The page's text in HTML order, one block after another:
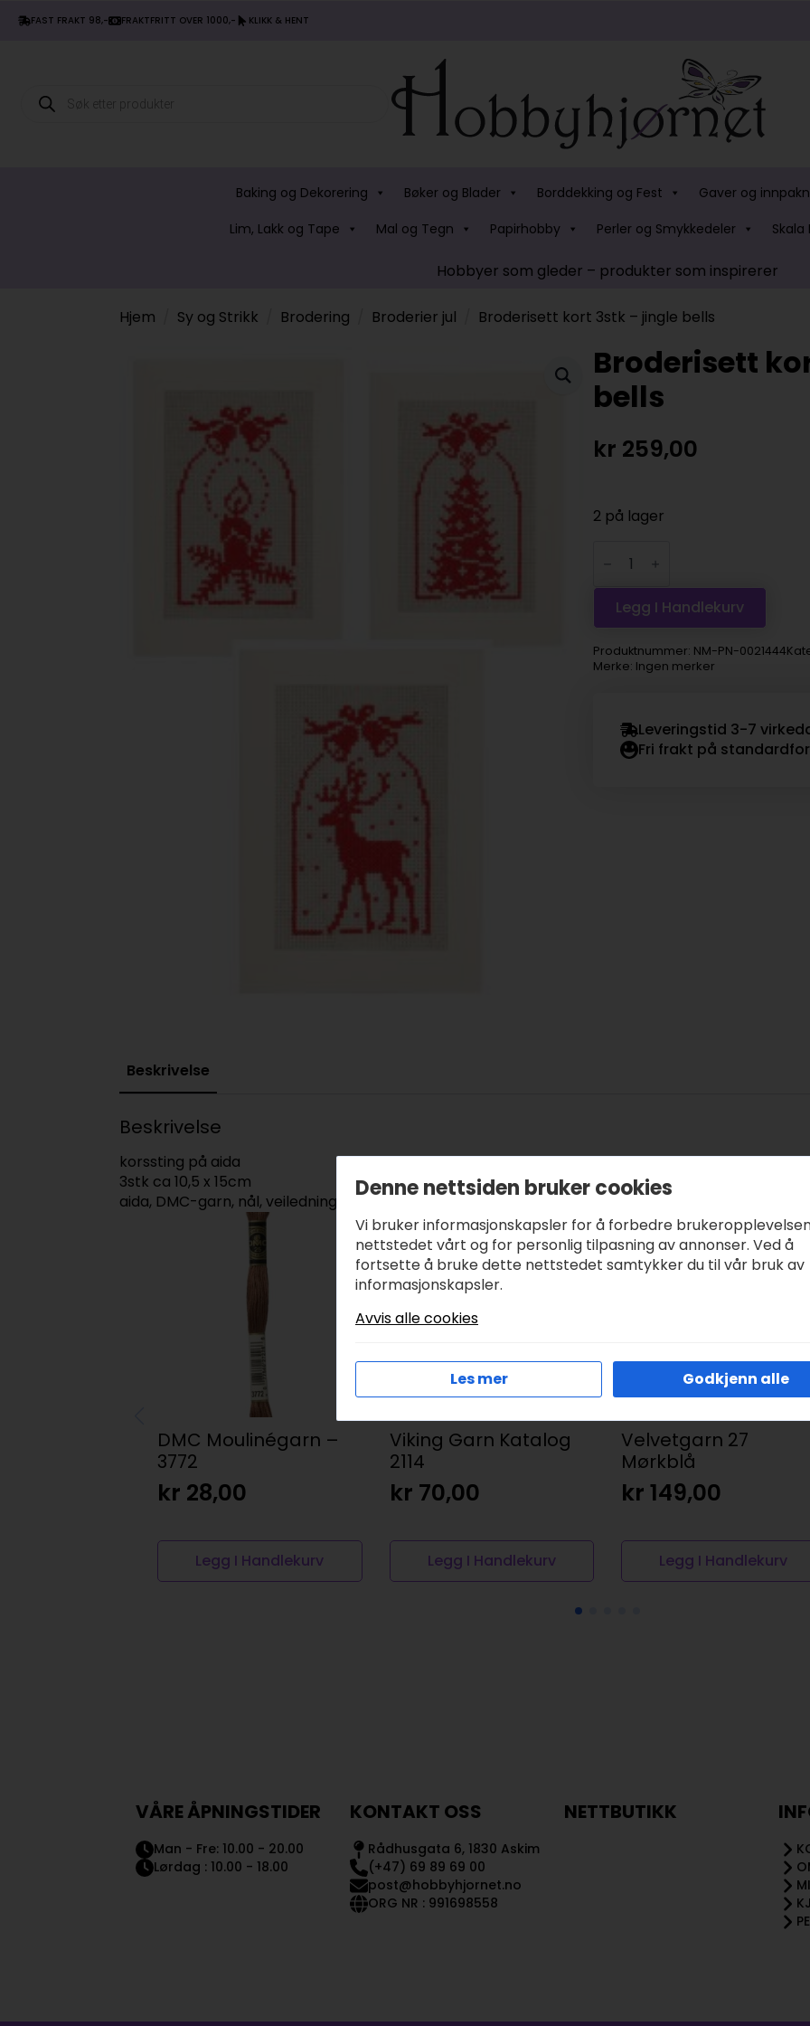
FAST FRAKT 98,- FRAKTFRITT OVER 1000,- KLIKK & HENT
Products
search
Baking og Dekorering Bøker og Blader Borddekking og Fest Gaver og
Lim, Lakk og Tape
Mal og Tegn Papirhobby Perler og Smykkedeler Skala
Hobbyer som gleder – produkter som inspirerer
Hjem Sy og Strikk Brodering Broderier jul Broderisett kort 3stk – jingle bells
Broderisett
bells
kr 259,00
2 på lager
-
jingle
bells
antall
Legg I Handlekurv
Produktnummer: NM-PN-0021444
Merke: Ingen merker
Leveringstid 3-7
Fri frakt på
Beskrivelse
Beskrivelse
korssting på aida
3stk ca 10,5 x 15cm
aida, DMC-garn, nål, veiledning og kort/konvolutter følger med
DMC Moulinégarn –
3772
kr 28,00
Legg I Handlekurv
Viking Garn Katalog
2114
kr 70,00
Legg I Handlekurv
Velvetgarn 27
Mørkblå
kr 149,00
Legg I Handlekurv
VÅRE ÅPNINGSTIDER
Man - Fre: 10.00 - 20.00
Lørdag : 10.00 - 18.00
KONTAKT OSS
Rådhusgata 6, 1830 Askim
(+47) 69 89 69 00
post@hobbyhjornet.no
ORG NR : 991698558
NETTBUTIKK
Denne nettsiden bruker cookies
Vi bruker informasjonskapsler for å forbedre
nettstedet vårt og for personlig tilpasning av annonser. Ved å
fortsette å bruke dette nettstedet samtykker du til vår bruk av
informasjonskapsler.
Avvis alle cookies
Les mer Godkjenn alle